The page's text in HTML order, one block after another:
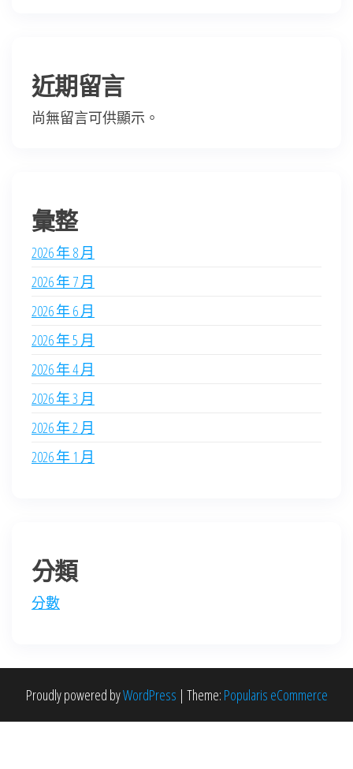
近期留言
尚無留言可供顯示。
彙整
2026 年 8 月
2026 年 7 月
2026 年 6 月
2026 年 5 月
2026 年 4 月
2026 年 3 月
2026 年 2 月
2026 年 1 月
分類
分數
Proudly powered byWordPress | Theme: Popularis eCommerce